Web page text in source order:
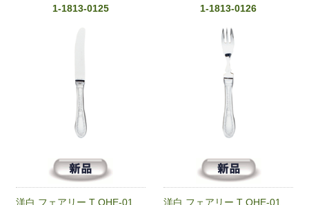
1-1813-0125
洋白 フェアリー T OHE-01
1-1813-0126
洋白 フェアリー T OHE-01